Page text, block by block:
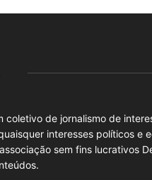
coletivo de jornalismo de
interesses políticos e
sem fins lucrativos